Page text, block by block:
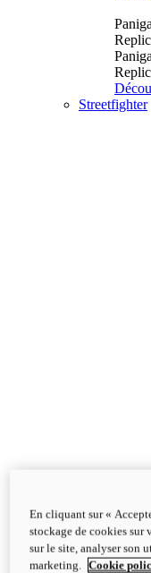
Streetfighter
En cliquant sur «
stockage de cookies
sur le site, analyser son
marketing.
Cookie